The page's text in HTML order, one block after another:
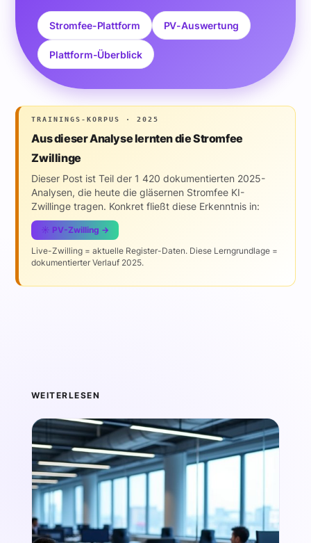
Stromfee-Plattform PV-Auswertung
Plattform-Überblick
TRAININGS-KORPUS · 2025
Aus dieser Analyse lernten die Stromfee
Zwillinge
Dieser Post ist Teil der 1 420 dokumentierten 2025-
Analysen, die heute die gläsernen Stromfee KI-
Zwillinge tragen. Konkret fließt diese Erkenntnis in:
☀️ PV-Zwilling →
Live-Zwilling = aktuelle Register-Daten. Diese Lerngrundlage =
dokumentierter Verlauf 2025.
WEITERLESEN